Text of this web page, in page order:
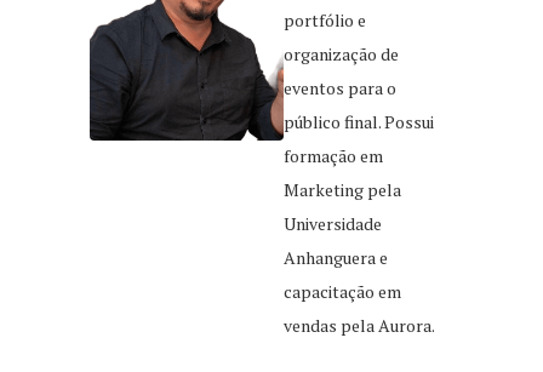
portfólio e
organização de
eventos para o
público final. Possui
formação em
Marketing pela
Universidade
Anhanguera e
capacitação em
vendas pela Aurora.